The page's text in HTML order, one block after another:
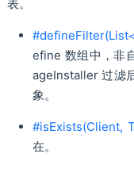
表。
#defineFilter(List
efine 数组中，非
ageInstaller 过滤
象。
#isExists(Client,
在。